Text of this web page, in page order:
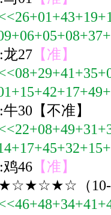
27【准】
30【不准】
46【准】
（